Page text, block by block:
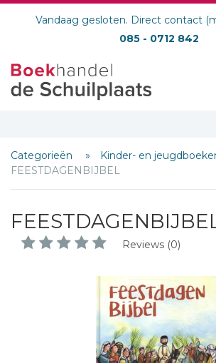
Vandaag gesloten. Direct contact
085 - 0712 842
Categorieën
Kinder- en
FEESTDAGENBIJBEL
Reviews (0)